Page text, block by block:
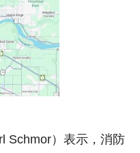
Schmor）表示，消防